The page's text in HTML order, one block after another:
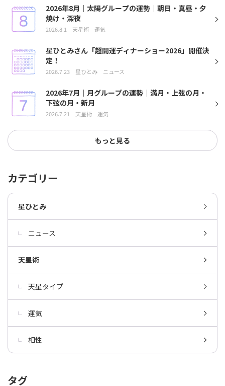
2026年8月｜太陽グループの運勢｜朝日・真昼・夕
焼け・深夜
2026.8.1 天星術 運気
星ひとみさん「超開運ディナーショー2026」開催決
定！
2026.7.23 星ひとみ ニュース
2026年7月｜月グループの運勢｜満月・上弦の月・
下弦の月・新月
2026.7.21 天星術 運気
もっと見る
カテゴリー
星ひとみ
ニュース
天星術
天星タイプ
運気
相性
タグ